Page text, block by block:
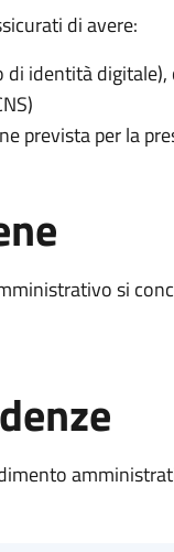
di avere:
di identità
prevista per la
si